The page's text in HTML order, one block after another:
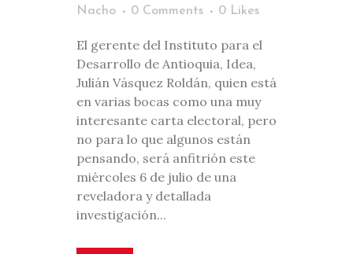
Nacho
0 Comments 0 Likes
El gerente del Instituto para el
Desarrollo de Antioquia, Idea,
Julián Vásquez Roldán, quien está
en varias bocas como una muy
interesante carta electoral, pero
no para lo que algunos están
pensando, será anfitrión este
miércoles 6 de julio de una
reveladora y detallada
investigación...